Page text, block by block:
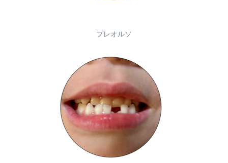
プレオルソ